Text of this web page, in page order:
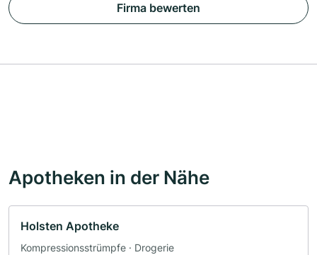
Firma bewerten
Apotheken in der Nähe
Holsten Apotheke
Kompressionsstrümpfe · Drogerie